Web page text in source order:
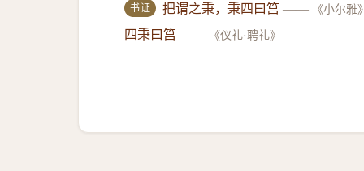
书证 把谓之秉，秉四曰筥 —— 《小尔雅
四秉曰筥 —— 《仪礼·聘礼》